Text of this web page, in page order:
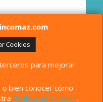
Cookies
para mejorar
bien conocer cómo
Política de Cookies.